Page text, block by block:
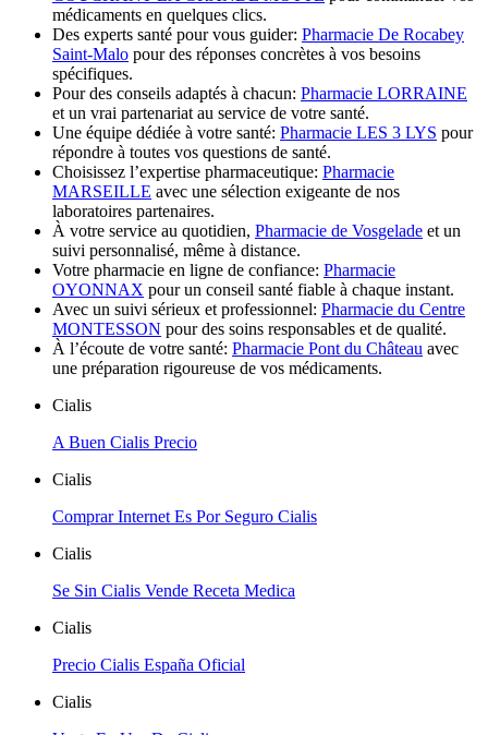
médicaments en quelques clics.
Des experts santé pour vous guider: Pharmacie De Rocabey
Saint-Malo pour des réponses concrètes à vos besoins
spécifiques.
Pour des conseils adaptés à chacun: Pharmacie LORRAINE
et un vrai partenariat au service de votre santé.
Une équipe dédiée à votre santé: Pharmacie LES 3 LYS pour
répondre à toutes vos questions de santé.
Choisissez l’expertise pharmaceutique: Pharmacie
MARSEILLE avec une sélection exigeante de nos
laboratoires partenaires.
À votre service au quotidien, Pharmacie de Vosgelade et un
suivi personnalisé, même à distance.
Votre pharmacie en ligne de confiance: Pharmacie
OYONNAX pour un conseil santé fiable à chaque instant.
Avec un suivi sérieux et professionnel: Pharmacie du Centre
MONTESSON pour des soins responsables et de qualité.
À l’écoute de votre santé: Pharmacie Pont du Château avec
une préparation rigoureuse de vos médicaments.
Cialis
A Buen Cialis Precio
Cialis
Comprar Internet Es Por Seguro Cialis
Cialis
Se Sin Cialis Vende Receta Medica
Cialis
Precio Cialis España Oficial
Cialis